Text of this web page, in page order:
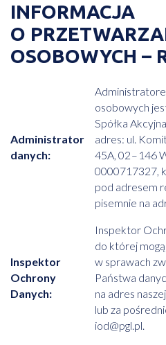
INFORMACJA
O
OSOBOWYCH –
Administrator
danych:
osobowych
Spółka
adres: ul.
45A, 02 – 146
0000717327,
pod adresem
pisemnie na
Inspektor
Ochrony
Danych:
Inspektor
do której
w sprawach
Państwa
na adres
lub za
iod@pgl.pl.